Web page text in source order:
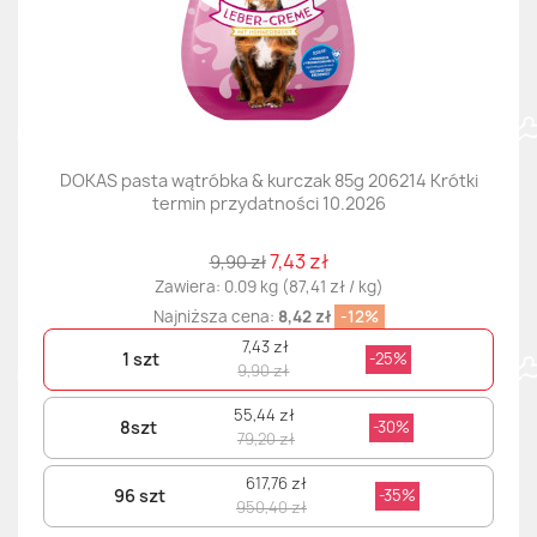
DOKAS pasta wątróbka & kurczak 85g 206214 Krótki
termin przydatności 10.2026
9,90 zł7,43 zł
Zawiera: 0.09 kg (87,41 zł / kg)
Najniższa cena: 8,42 zł -12%
1 szt
7,43 zł
9,90 zł
-25%
8szt
55,44 zł
79,20 zł
-30%
96 szt
617,76 zł
950,40 zł
-35%